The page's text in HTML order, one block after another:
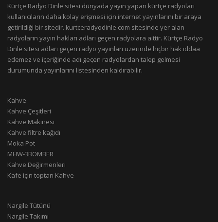
Kürtçe Radyo Dinle sitesi dünyada yayın yapan kürtçe radyoları
kullanıcıların daha kolay erişmesi için internet yayınlarını bir araya
getirildiği bir sitedir. kurtceradyodinle.com sitesinde yer alan
radyoların yayın hakları adları geçen radyolara aittir. Kürtçe Radyo
Dinle sitesi adları geçen radyo yayınları üzerinde hiçbir hak iddaa
edemez ve içeriğinde adı geçen radyolardan talep gelmesi
durumunda yayınlarını listesinden kaldırabilir.
Kahve
Kahve Çeşitleri
Kahve Makinesi
Kahve filtre kağıdı
Moka Pot
MHW-3BOMBER
Kahve Değirmenleri
Kafe için toptan Kahve
Nargile Tütünü
Nargile Takımı